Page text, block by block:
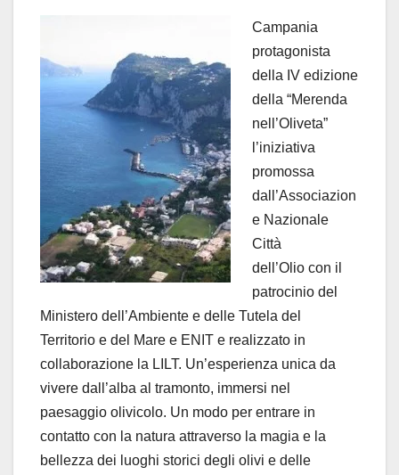
Campania
protagonista
della IV edizione
della “Merenda
nell’Oliveta”
l’iniziativa
promossa
dall’Associazion
e Nazionale
Città
dell’Olio con il
patrocinio del
Ministero dell’Ambiente e delle Tutela del
Territorio e del Mare e ENIT e realizzato in
collaborazione la LILT. Un’esperienza unica da
vivere dall’alba al tramonto, immersi nel
paesaggio olivicolo. Un modo per entrare in
contatto con la natura attraverso la magia e la
bellezza dei luoghi storici degli olivi e delle